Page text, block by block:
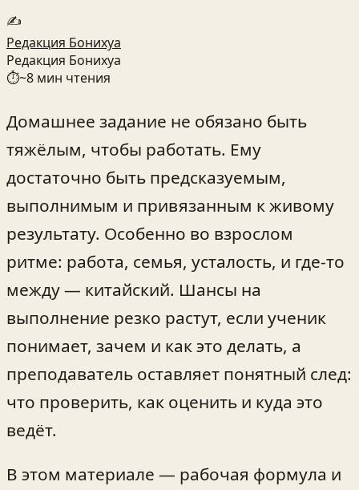
✍️
Редакция Бонихуа
Редакция Бонихуа
⏱~8 мин чтения
Домашнее задание не обязано быть
тяжёлым, чтобы работать. Ему
достаточно быть предсказуемым,
выполнимым и привязанным к живому
результату. Особенно во взрослом
ритме: работа, семья, усталость, и где-то
между — китайский. Шансы на
выполнение резко растут, если ученик
понимает, зачем и как это делать, а
преподаватель оставляет понятный след:
что проверить, как оценить и куда это
ведёт.
В этом материале — рабочая формула и